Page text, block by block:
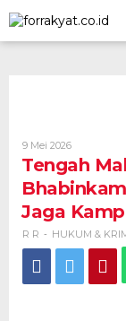
to
content
9 Mei 2026Oleh
R
Tengah
Jaga
R R - HUKUM &